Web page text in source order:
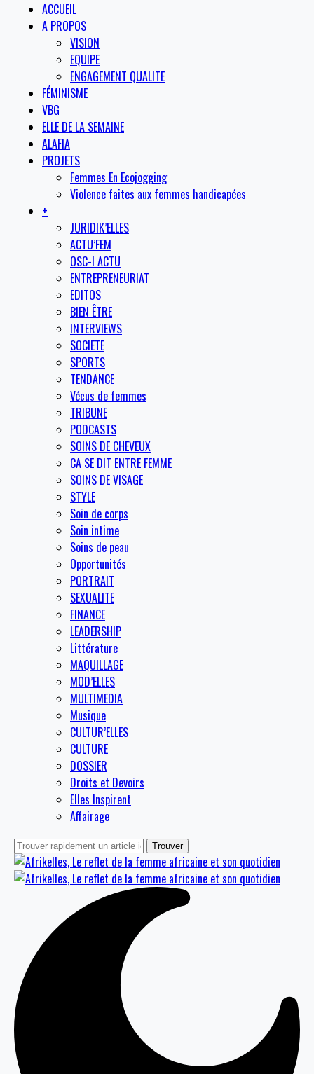
ACCUEIL
A PROPOS
VISION
EQUIPE
ENGAGEMENT QUALITE
FÉMINISME
VBG
ELLE DE LA SEMAINE
ALAFIA
PROJETS
Femmes En Ecojogging
Violence faites aux femmes handicapées
+
JURIDIK’ELLES
ACTU’FEM
OSC-I ACTU
ENTREPRENEURIAT
EDITOS
BIEN ÊTRE
INTERVIEWS
SOCIETE
SPORTS
TENDANCE
Vécus de femmes
TRIBUNE
PODCASTS
SOINS DE CHEVEUX
CA SE DIT ENTRE FEMME
SOINS DE VISAGE
STYLE
Soin de corps
Soin intime
Soins de peau
Opportunités
PORTRAIT
SEXUALITE
FINANCE
LEADERSHIP
Littérature
MAQUILLAGE
MOD’ELLES
MULTIMEDIA
Musique
CULTUR’ELLES
CULTURE
DOSSIER
Droits et Devoirs
Elles Inspirent
Affairage